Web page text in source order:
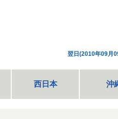
翌日(2010年09月
西日本 沖